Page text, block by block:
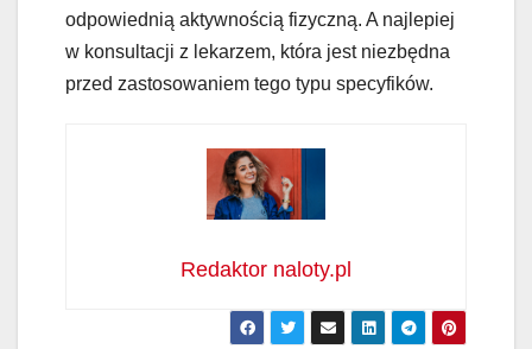
odpowiednią aktywnością fizyczną. A najlepiej
w konsultacji z lekarzem, która jest niezbędna
przed zastosowaniem tego typu specyfików.
Redaktor naloty.pl